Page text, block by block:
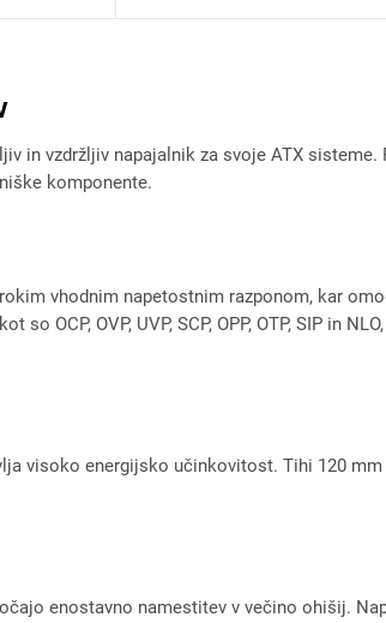
in vzdržljiv napajalnik za svoje ATX sisteme.
komponente.
vhodnim napetostnim razponom, kar
OCP, OVP, UVP, SCP, OPP, OTP, SIP in
visoko energijsko učinkovitost. Tihi 120
enostavno namestitev v večino ohišij.